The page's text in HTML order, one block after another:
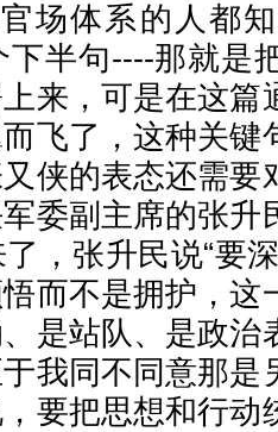
场体系的人都
半句----那就是
来，可是在这篇
飞了，这种关键
侠的表态还需要
委副主席的张升
，张升民说“要
而不是拥护，这
是站队、是政治
我同不同意那是
要把思想和行动